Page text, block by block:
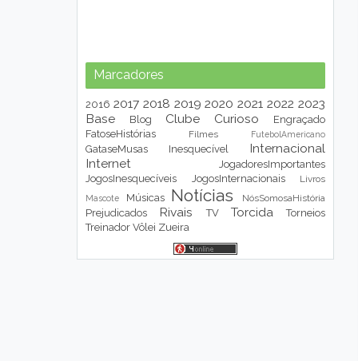
Marcadores
2016 2017 2018 2019 2020 2021 2022 2023
Base
Blog Clube Curioso
Engraçado
FatoseHistórias
Filmes FutebolAmericano
GataseMusas Inesquecível
Internacional
Internet
JogadoresImportantes
JogosInesquecíveis
JogosInternacionais Livros
Mascote Músicas Notícias NósSomosaHistória
Prejudicados Rivais TV Torcida
Torneios
Treinador Vôlei Zueira